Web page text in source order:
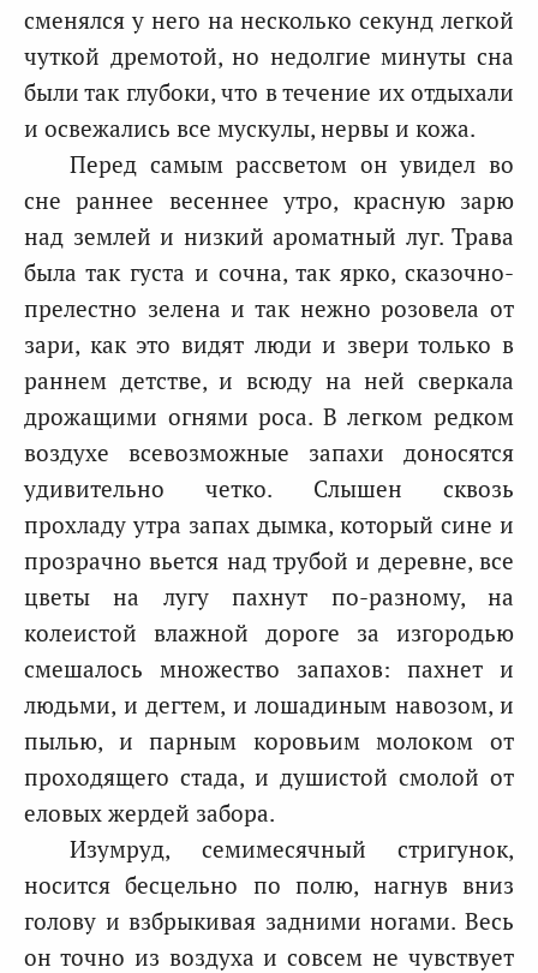
сменялся у него на несколько секунд легкой
чуткой дремотой, но недолгие минуты сна
были так глубоки, что в течение их отдыхали
и освежались все мускулы, нервы и кожа.
Перед самым рассветом он увидел во
сне раннее весеннее утро, красную зарю
над землей и низкий ароматный луг. Трава
была так густа и сочна, так ярко, сказочно-
прелестно зелена и так нежно розовела от
зари, как это видят люди и звери только в
раннем детстве, и всюду на ней сверкала
дрожащими огнями роса. В легком редком
воздухе всевозможные запахи доносятся
удивительно четко. Слышен сквозь
прохладу утра запах дымка, который сине и
прозрачно вьется над трубой и деревне, все
цветы на лугу пахнут по-разному, на
колеистой влажной дороге за изгородью
смешалось множество запахов: пахнет и
людьми, и дегтем, и лошадиным навозом, и
пылью, и парным коровьим молоком от
проходящего стада, и душистой смолой от
еловых жердей забора.
Изумруд, семимесячный стригунок,
носится бесцельно по полю, нагнув вниз
голову и взбрыкивая задними ногами. Весь
он точно из воздуха и совсем не чувствует